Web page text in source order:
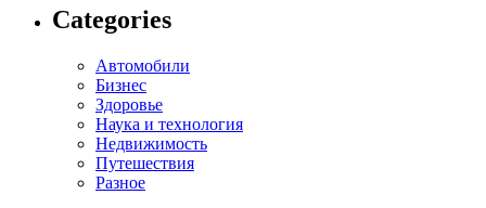
Categories
Автомобили
Бизнес
Здоровье
Наука и технология
Недвижимость
Путешествия
Разное